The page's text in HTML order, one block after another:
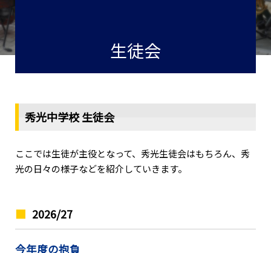
生徒会
秀光中学校 生徒会
ここでは生徒が主役となって、秀光生徒会はもちろん、秀
光の日々の様子などを紹介していきます。
2026/27
今年度の抱負